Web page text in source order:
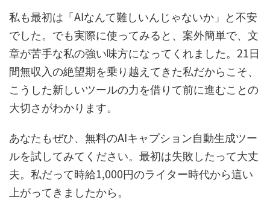
私も最初は「AIなんて難しいんじゃないか」と不安
でした。でも実際に使ってみると、案外簡単で、文
章が苦手な私の強い味方になってくれました。21日
間無収入の絶望期を乗り越えてきた私だからこそ、
こうした新しいツールの力を借りて前に進むことの
大切さがわかります。
あなたもぜひ、無料のAIキャプション自動生成ツー
ルを試してみてください。最初は失敗したって大丈
夫。私だって時給1,000円のライター時代から這い
上がってきましたから。